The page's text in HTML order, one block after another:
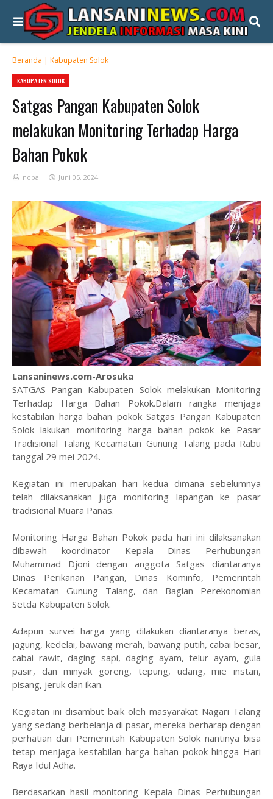
Beranda | Kabupaten Solok
KABUPATEN SOLOK
Satgas Pangan Kabupaten Solok
melakukan Monitoring Terhadap Harga
Bahan Pokok
nopal Juni 05, 2024
Lansaninews.com-Arosuka
SATGAS Pangan Kabupaten Solok melakukan Monitoring
Terhadap Harga Bahan Pokok.Dalam rangka menjaga
kestabilan harga bahan pokok Satgas Pangan Kabupaten
Solok lakukan monitoring harga bahan pokok ke Pasar
Tradisional Talang Kecamatan Gunung Talang pada Rabu
tanggal 29 mei 2024.
Kegiatan ini merupakan hari kedua dimana sebelumnya
telah dilaksanakan juga monitoring lapangan ke pasar
tradisional Muara Panas.
Monitoring Harga Bahan Pokok pada hari ini dilaksanakan
dibawah koordinator Kepala Dinas Perhubungan
Muhammad Djoni dengan anggota Satgas diantaranya
Dinas Perikanan Pangan, Dinas Kominfo, Pemerintah
Kecamatan Gunung Talang, dan Bagian Perekonomian
Setda Kabupaten Solok.
Adapun survei harga yang dilakukan diantaranya beras,
jagung, kedelai, bawang merah, bawang putih, cabai besar,
cabai rawit, daging sapi, daging ayam, telur ayam, gula
pasir, dan minyak goreng, tepung, udang, mie instan,
pisang, jeruk dan ikan.
Kegiatan ini disambut baik oleh masyarakat Nagari Talang
yang sedang berbelanja di pasar, mereka berharap dengan
perhatian dari Pemerintah Kabupaten Solok nantinya bisa
tetap menjaga kestabilan harga bahan pokok hingga Hari
Raya Idul Adha.
Berdasarkan hasil monitoring Kepala Dinas Perhubungan